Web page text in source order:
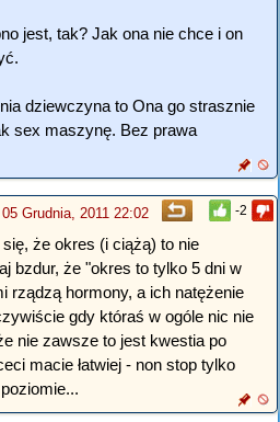
jest, tak? Jak ona nie chce i on
dziewczyna to Ona go strasznie
sex maszynę. Bez prawa
-2
05 Grudnia, 2011 22:02
że okres (i ciążą) to nie
bzdur, że "okres to tylko 5 dni w
rządzą hormony, a ich natężenie
gdy któraś w ogóle nic nie
nie zawsze to jest kwestia po
macie łatwiej - non stop tylko